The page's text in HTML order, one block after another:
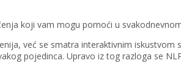
koji vam mogu pomoći u
već se smatra interaktivnim
pojedinca. Upravo iz tog razloga se